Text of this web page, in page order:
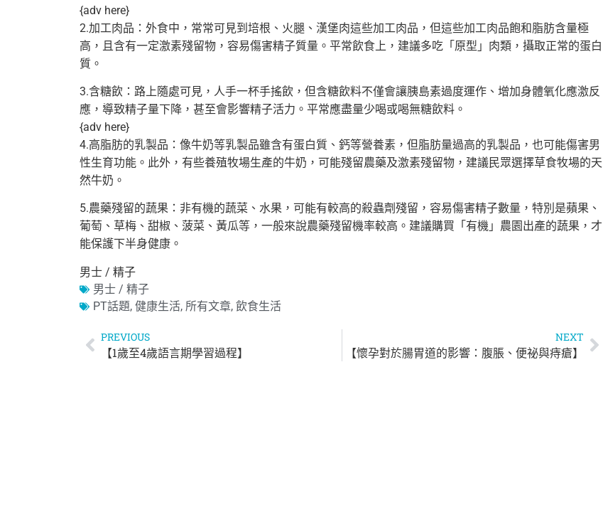
{adv here}
2.加工肉品：外食中，常常可見到培根、火腿、 漢堡肉這些加工肉品，但這些加工肉品飽和脂肪含量極
高， 且含有一定激素殘留物，容易傷害精子質量。平常飲食上， 建議多吃「原型」肉類，攝取正常的蛋白
質。
3.含糖飲：路上隨處可見，人手一杯手搖飲， 但含糖飲料不僅會讓胰島素過度運作、增加身體氧化應激反
應， 導致精子量下降，甚至會影響精子活力。 平常應盡量少喝或喝無糖飲料。
{adv here}
4.高脂肪的乳製品：像牛奶等乳製品雖含有蛋白質、鈣等營養素， 但脂肪量過高的乳製品，也可能傷害男
性生育功能。此外， 有些養殖牧場生產的牛奶，可能殘留農藥及激素殘留物， 建議民眾選擇草食牧場的天
然牛奶。
5.農藥殘留的蔬果：非有機的蔬菜、水果， 可能有較高的殺蟲劑殘留，容易傷害精子數量，特別是蘋果、
葡萄、 草梅、甜椒、菠菜、黃瓜等，一般來說農藥殘留機率較高。 建議購買「有機」農園出產的蔬果，才
能保護下半身健康。
男士 / 精子
男士 / 精子
PT話題, 健康生活, 所有文章, 飲食生活
PREVIOUS
【1歲至4歲語言期學習過程】
NEXT
【懷孕對於腸胃道的影響：腹脹、便祕與痔瘡】